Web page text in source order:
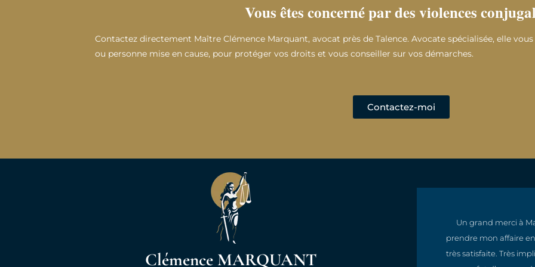
Vous êtes concerné par des violences
Contactez directement Maître Clémence Marquant, avocat près de Talence. Avocate spécialisée, elle
ou personne mise en cause, pour protéger vos droits et vous conseiller sur vos démarches.
Contactez-moi
Clémence MARQUANT
Maître Marquant est très professionnelle, compréhensive, efficace
et rassurante. Une assistance de haute qualité et une réactivité
exemplaire. Satisfaction sur toute la ligne.
Un grand merci à
prendre mon affaire
très satisfaite. Très